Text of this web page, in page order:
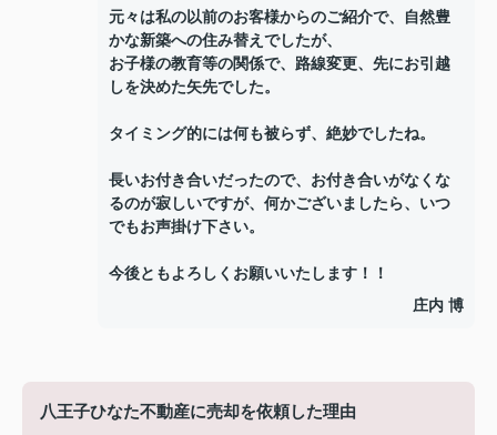
元々は私の以前のお客様からのご紹介で、自然豊
かな新築への住み替えでしたが、
お子様の教育等の関係で、路線変更、先にお引越
しを決めた矢先でした。
タイミング的には何も被らず、絶妙でしたね。
長いお付き合いだったので、お付き合いがなくな
るのが寂しいですが、何かございましたら、いつ
でもお声掛け下さい。
今後ともよろしくお願いいたします！！
庄内 博
八王子ひなた不動産に売却を依頼した理由